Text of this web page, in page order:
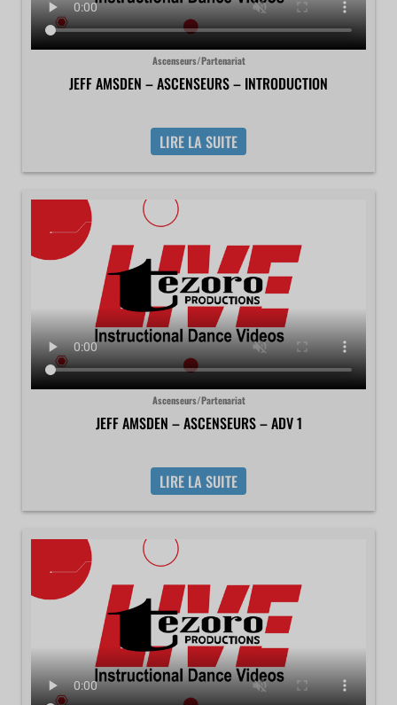
Ascenseurs/Partenariat
JEFF AMSDEN – ASCENSEURS – INTRODUCTION
LIRE LA SUITE
Ascenseurs/Partenariat
JEFF AMSDEN – ASCENSEURS – ADV 1
LIRE LA SUITE